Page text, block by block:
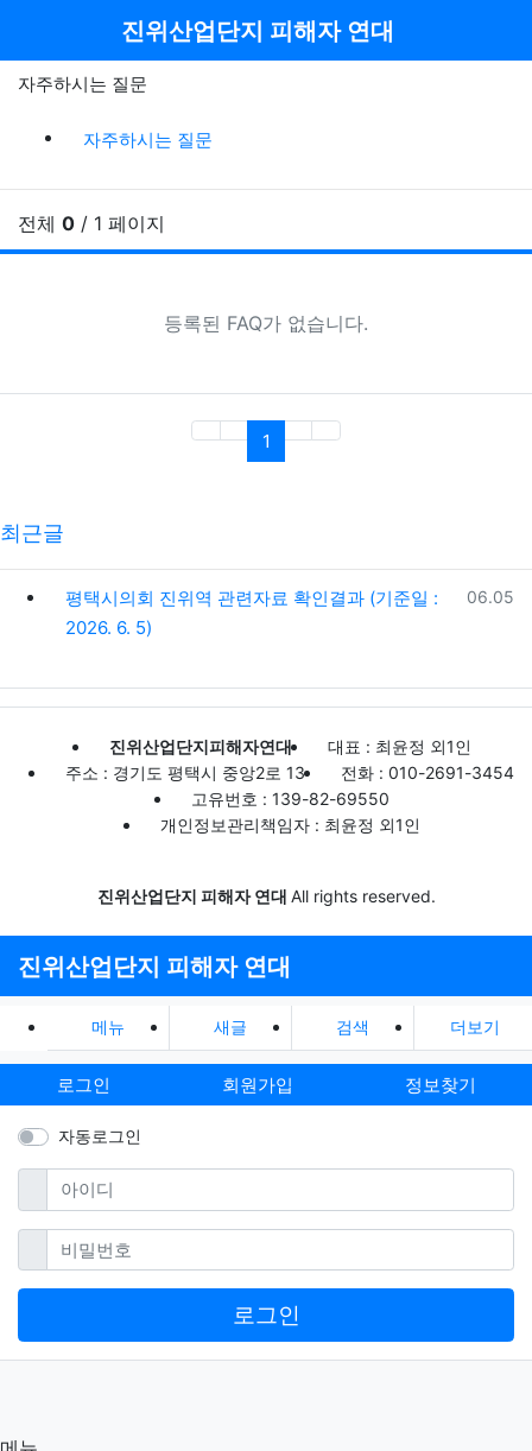
진위산업단지 피해자 연대
자주하시는 질문
자주하시는질문 분류 목록
현재 분류
자주하시는 질문
전체 0 / 1 페이지
등록된 FAQ가 없습니다.
1 (current)
최근글
등록일
06.05
평택시의회 진위역 관련자료 확인결과 (기준일 :
2026. 6. 5)
진위산업단지피해자연대
대표 : 최윤정 외1인
주소 : 경기도 평택시 중앙2로 13
전화 : 010-2691-3454
고유번호 : 139-82-69550
개인정보관리책임자 : 최윤정 외1인
진위산업단지 피해자 연대 All rights reserved.
진위산업단지 피해자 연대
메뉴 새글 검색 더보기
로그인 회원가입 정보찾기
자동로그인
아이디필수
비밀번호필수
로그인